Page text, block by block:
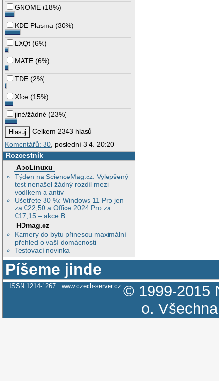
GNOME (18%)
KDE Plasma (30%)
LXQt (6%)
MATE (6%)
TDE (2%)
Xfce (15%)
jiné/žádné (23%)
Celkem 2343 hlasů
Komentářů: 30 , poslední 3.4. 20:20
Rozcestník
AbcLinuxu
Týden na ScienceMag.cz: Vylepšený
test nenašel žádný rozdíl mezi
vodíkem a antiv
Ušetřete 30 %: Windows 11 Pro jen
za €22,50 a Office 2024 Pro za
€17,15 – akce B
HDmag.cz
Kamery do bytu přinesou maximální
přehled o vaší domácnosti
Testovací novinka
Píšeme jinde
ISSN 1214-1267 www.czech-server.cz © 1999-2015
o.